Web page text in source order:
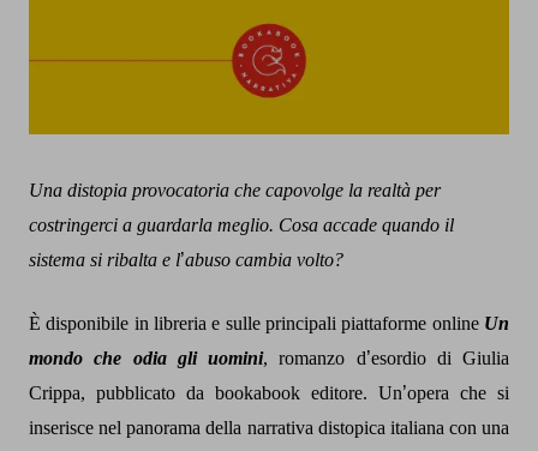
Una distopia provocatoria che capovolge la realtà per
costringerci a guardarla meglio. Cosa accade quando il
sistema si ribalta e l’abuso cambia volto?
È disponibile in libreria e sulle principali piattaforme online Un
mondo che odia gli uomini, romanzo d’esordio di Giulia
Crippa, pubblicato da bookabook editore. Un’opera che si
inserisce nel panorama della narrativa distopica italiana con una